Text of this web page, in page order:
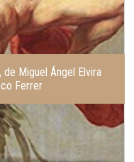
i
o
r
e
n
t
e
de Miguel Ángel Elvira
Ferrer